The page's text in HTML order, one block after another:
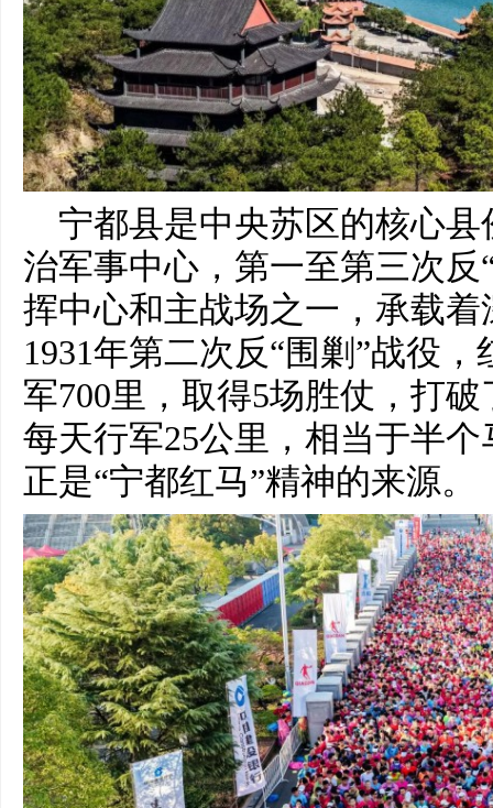
宁都县是中央苏区的核心
治军事中心，第一至第三次反
挥中心和主战场之一，承载
1931年第二次反“围剿”战役
军700里，取得5场胜仗，打
每天行军25公里，相当于半
正是“宁都红马”精神的来源。